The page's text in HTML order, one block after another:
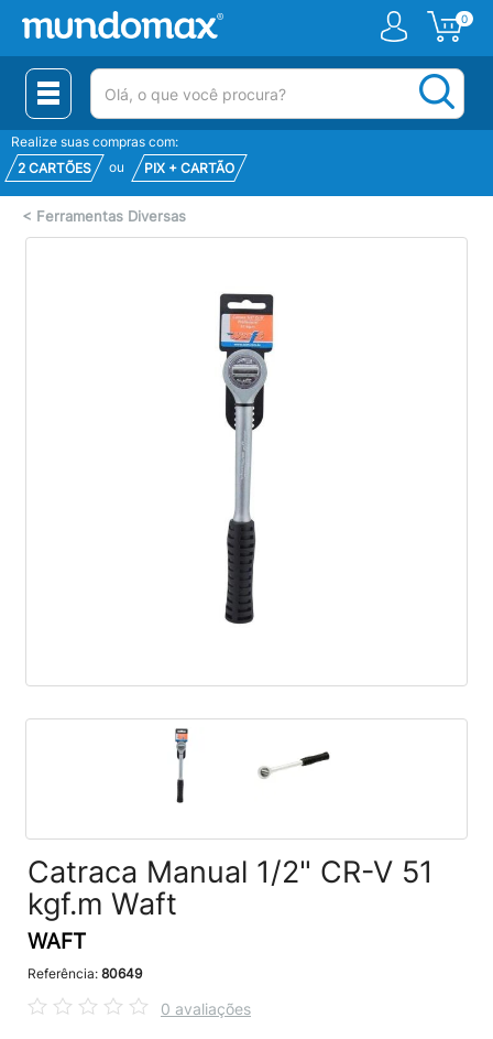
0
(pesquisar)
Realize suas compras com:
2 CARTÕES
ou PIX + CARTÃO
< Ferramentas Diversas
Catraca Manual 1/2" CR-V 51
kgf.m Waft
WAFT
Referência: 80649
0 avaliações